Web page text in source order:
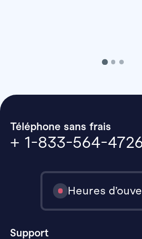
Téléphone sans frais
+ 1-833-564-
Heures
Support